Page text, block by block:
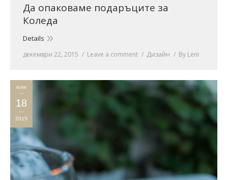
Да опаковаме подаръците за
Коледа
Details
декември 22, 2015 Leave a comment Дизайн By Leni
юли
18
2015